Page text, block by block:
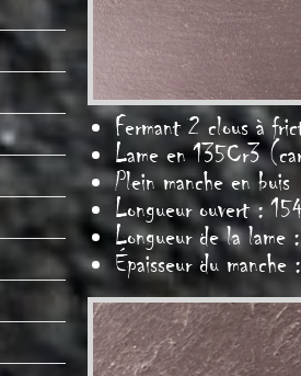
Fermant 2 clous à
Lame en 135Cr3
Plein manche en buis
Longueur ouvert :
Longueur de la
Épaisseur du manche